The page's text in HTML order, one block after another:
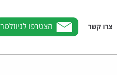
צרו קשר הצטרפו לניוזלטר